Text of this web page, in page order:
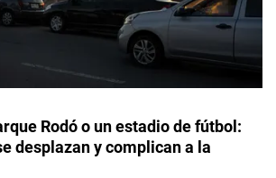
Rodó o un estadio de fútbol:
desplazan y complican a la